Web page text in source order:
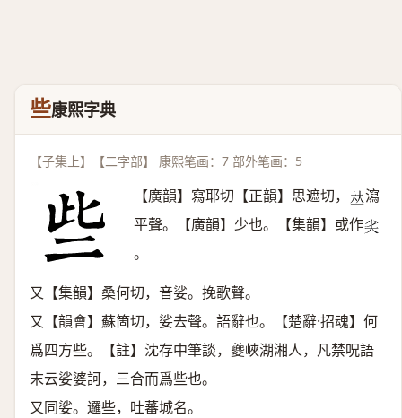
些康熙字典
【子集上】【二字部】 康熙笔画：7 部外笔画：5
【廣韻】寫耶切【正韻】思遮切， 𠀤瀉
平聲。【廣韻】少也。【集韻】或作𡭟
。
又【集韻】桑何切，音娑。挽歌聲。
又【韻會】蘇箇切，娑去聲。語辭也。【楚辭·招魂】何
爲四方些。【註】沈存中筆談，夔峽湖湘人，凡禁呪語
末云娑婆訶，三合而爲些也。
又同娑。邏些，吐蕃城名。